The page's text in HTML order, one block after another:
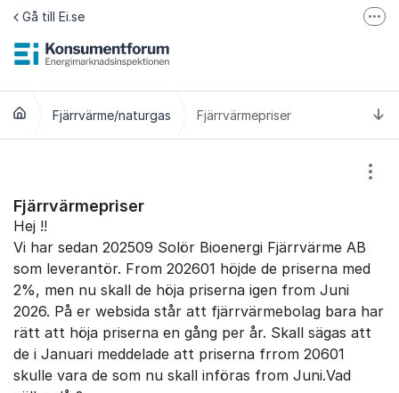
Hoppa till innehåll
Gå till Ei.se
Jämför elavtal på Elpriskollen.se
Fjärrvärme/naturgas Fjärrvärmepriser
Fjärrvärmepriser
Hej !!
Vi har sedan 202509 Solör Bioenergi Fjärrvärme AB
som leverantör. From 202601 höjde de priserna med
2%, men nu skall de höja priserna igen from Juni
2026. På er websida står att fjärrvärmebolag bara har
rätt att höja priserna en gång per år. Skall sägas att
de i Januari meddelade att priserna frrom 20601
skulle vara de som nu skall införas from Juni.Vad